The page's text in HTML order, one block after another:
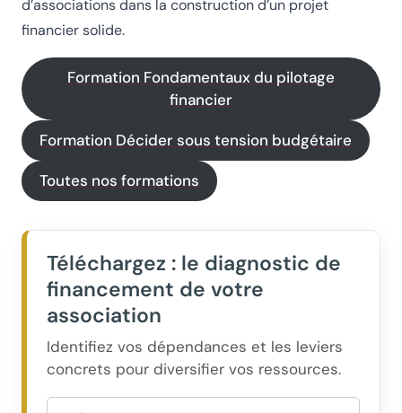
d’associations dans la construction d’un projet
financier solide.
Formation Fondamentaux du pilotage
financier
Formation Décider sous tension budgétaire
Toutes nos formations
Téléchargez : le diagnostic de
financement de votre
association
Identifiez vos dépendances et les leviers
concrets pour diversifier vos ressources.